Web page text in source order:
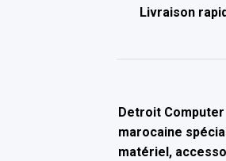
Livraison
Detroit Computer
marocaine
matériel,